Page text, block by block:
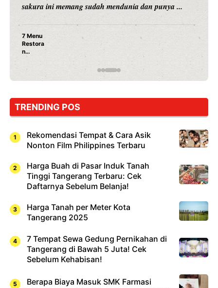
merambah dunia kuliner dengan ...
Nunung Srimulat & Vicky Prasetyo Buka Restoran
Rahasia Mami Bikin Nagih!
TRENDING POS
Rekomendasi Tempat & Cara Asik
Nonton Film Philippines Terbaru
Harga Buah di Pasar Induk Tanah
Tinggi Tangerang Terbaru: Cek
Daftarnya Sebelum Belanja!
Harga Tanah per Meter Kota
Tangerang 2025
7 Tempat Sewa Gedung Pernikahan di
Tangerang di Bawah 5 Juta! Cek
Sebelum Kehabisan!
Berapa Biaya Masuk SMK Farmasi